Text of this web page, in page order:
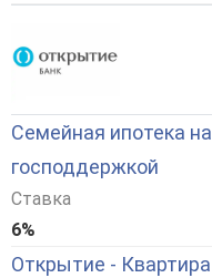
Семейная ипотека
господдержкой
Ставка
6%
Открытие -